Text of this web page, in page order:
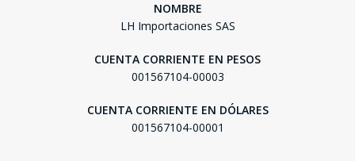
NOMBRE
LH Importaciones SAS
CUENTA CORRIENTE EN PESOS
001567104-00003
CUENTA CORRIENTE EN DÓLARES
001567104-00001